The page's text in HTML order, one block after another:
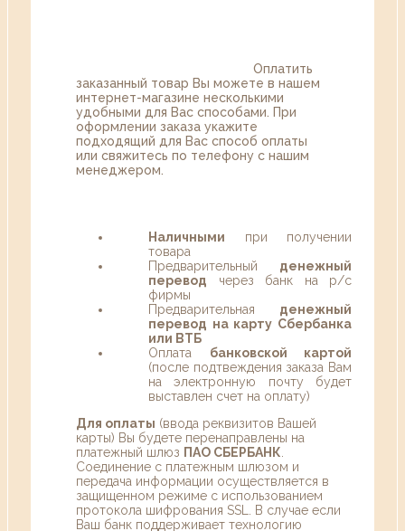
Оплатить
заказанный товар Вы можете в нашем
интернет-магазине несколькими
удобными для Вас способами. При
оформлении заказа укажите
подходящий для Вас способ оплаты
или свяжитесь по телефону с нашим
менеджером.
Наличными при получении
товара
Предварительный денежный
перевод через банк на р/с
фирмы
Предварительная денежный
перевод на карту Сбербанка
или ВТБ
Оплата банковской картой
(после подтвеждения заказа Вам
на электронную почту будет
выставлен счет на оплату)
Для оплаты (ввода реквизитов Вашей
карты) Вы будете перенаправлены на
платежный шлюз ПАО СБЕРБАНК
Соединение с платежным шлюзом и
передача информации осуществляется в
защищенном режиме с использованием
протокола шифрования SSL. В случае если
Ваш банк поддерживает технологию